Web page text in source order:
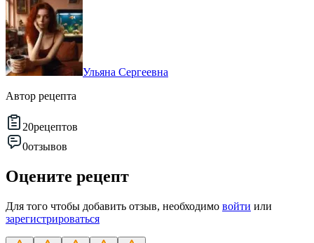
Ульяна Сергеевна
Автор рецепта
20рецептов
0отзывов
Оцените рецепт
Для того чтобы добавить отзыв, необходимо войти или
зарегистрироваться